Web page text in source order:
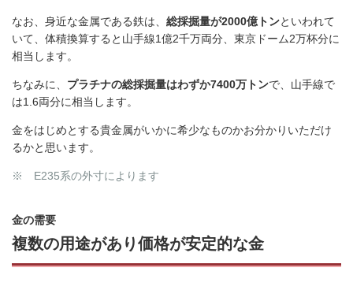
なお、身近な金属である鉄は、 総採掘量が2000億トンといわれて
いて、体積換算すると山手線1億2千万両分、東京ドーム2万杯分に
相当します。
ちなみに、 プラチナの総採掘量はわずか7400万トンで、山手線で
は1.6両分に相当します。
金をはじめとする貴金属がいかに希少なものかお分かりいただけ
るかと思います。
※ E235系の外寸によります
金の需要
複数の用途があり価格が安定的な金